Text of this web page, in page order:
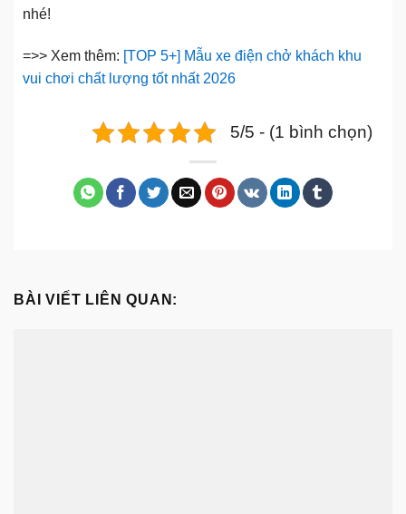
nhé!
=>> Xem thêm: [TOP 5+] Mẫu xe điện chở khách khu
vui chơi chất lượng tốt nhất 2026
5/5 - (1 bình chọn)
BÀI VIẾT LIÊN QUAN: